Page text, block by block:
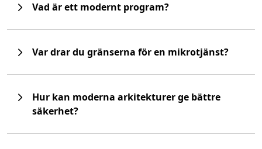
Vad är ett modernt program?
Var drar du gränserna för en mikrotjänst?
Hur kan moderna arkitekturer ge bättre
säkerhet?